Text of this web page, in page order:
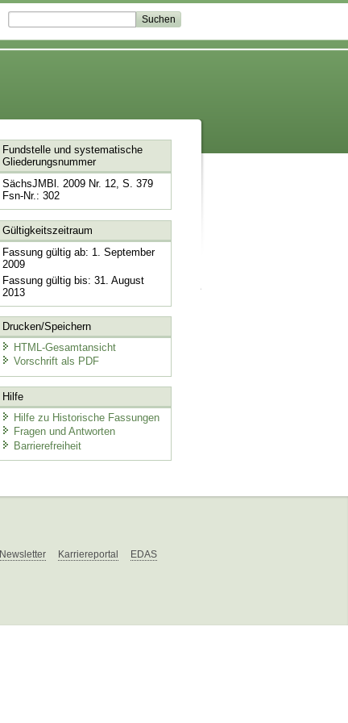
Fundstelle und systematische
Gliederungsnummer
SächsJMBl. 2009 Nr. 12, S. 379
Fsn-Nr.: 302
Gültigkeitszeitraum
Fassung gültig ab: 1. September
2009
Fassung gültig bis: 31. August
2013
Drucken/Speichern
HTML-Gesamtansicht
Vorschrift als PDF
Hilfe
Hilfe zu Historische Fassungen
Fragen und Antworten
Barrierefreiheit
Newsletter Karriereportal EDAS